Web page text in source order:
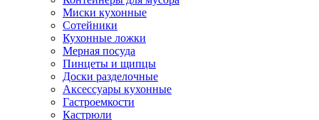
Миски кухонные
Сотейники
Кухонные ложки
Мерная посуда
Пинцеты и щипцы
Доски разделочные
Аксессуары кухонные
Гастроемкости
Кастрюли